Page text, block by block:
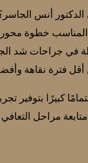
الدكتور أنس
المناسب خطوة
في جراحات شد
أقل فترة نقاهة
كبيرًا بتوفير
متابعة مراحل